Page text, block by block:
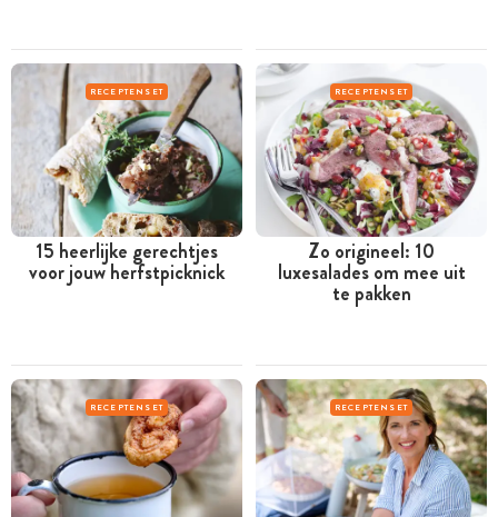
RECEPTENSET
15 heerlijke gerechtjes
voor jouw herfstpicknick
RECEPTENSET
Zo origineel: 10
luxesalades om mee uit
te pakken
RECEPTENSET RECEPTENSET